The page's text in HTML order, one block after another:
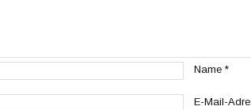
Name *
E-Mail-